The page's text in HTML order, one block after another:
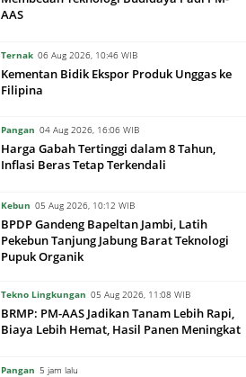
AAS
Ternak 06 Aug 2026, 10:46 WIB
Kementan Bidik Ekspor Produk Unggas ke
Filipina
Pangan 04 Aug 2026, 16:06 WIB
Harga Gabah Tertinggi dalam 8 Tahun,
Inflasi Beras Tetap Terkendali
Kebun 05 Aug 2026, 10:12 WIB
BPDP Gandeng Bapeltan Jambi, Latih
Pekebun Tanjung Jabung Barat Teknologi
Pupuk Organik
Tekno Lingkungan 05 Aug 2026, 11:08 WIB
BRMP: PM-AAS Jadikan Tanam Lebih Rapi,
Biaya Lebih Hemat, Hasil Panen Meningkat
Pangan 5 jam lalu